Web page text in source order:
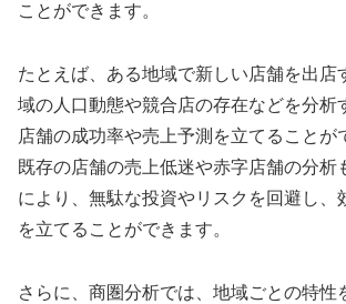
ことができます。
たとえば、ある地域で新しい店舗を出店
域の人口動態や競合店の存在などを分析
店舗の成功率や売上予測を立てることが
既存の店舗の売上低迷や赤字店舗の分析
により、無駄な投資やリスクを回避し、
を立てることができます。
さらに、商圏分析では、地域ごとの特性